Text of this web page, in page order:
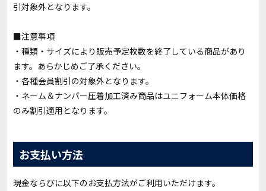
引対象外となります。
■注意事項
・種類・サイズにより販売予定枚数を終了している商品があり
ます。あらかじめご了承ください。
・各種会員割引の対象外となります。
・ネーム＆ナンバー圧着加工済み商品はユニフォーム本体価格
のみ割引適用となります。
お支払い方法
現金ならびに以下のお支払方法がご利用いただけます。